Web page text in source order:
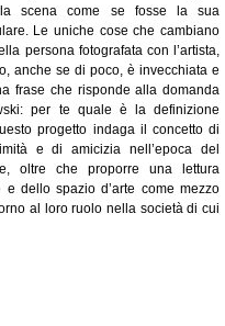
scena come se fosse la sua
Le uniche cose che cambiano
persona fotografata con l’artista,
anche se di poco, è invecchiata e
frase che risponde alla domanda
per te quale è la definizione
progetto indaga il concetto di
e di amicizia nell’epoca del
oltre che proporre una lettura
e dello spazio d’arte come mezzo
al loro ruolo nella società di cui